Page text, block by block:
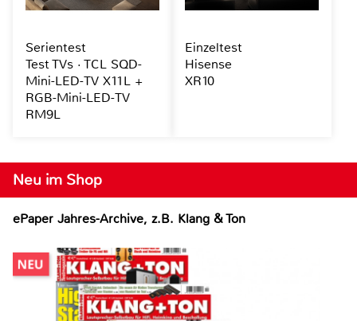
Neu im Shop
ePaper Jahres-Archive, z.B. Klang & Ton
Serientest
Test TVs · TCL SQD-
Mini-LED-TV X11L +
RGB-Mini-LED-TV
RM9L
Einzeltest
Hisense
XR10